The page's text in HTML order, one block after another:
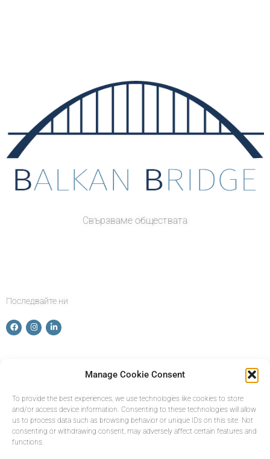
Manage Cookie Consent
To provide the best experiences, we use technologies like cookies to store
and/or access device information. Consenting to these technologies will allow
us to process data such as browsing behavior or unique IDs on this site. Not
consenting or withdrawing consent, may adversely affect certain features and
functions.
Свързваме обществата
Последвайте ни
намери ни
info@balkanbridge.eu